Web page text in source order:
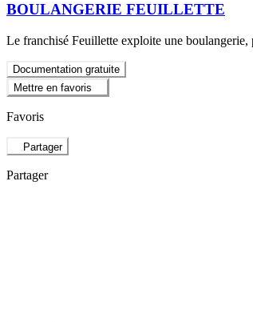
BOULANGERIE FEUILLETTE
Le franchisé Feuillette exploite une boulangerie,
Documentation gratuite
Mettre en favoris
Favoris
Partager
Partager